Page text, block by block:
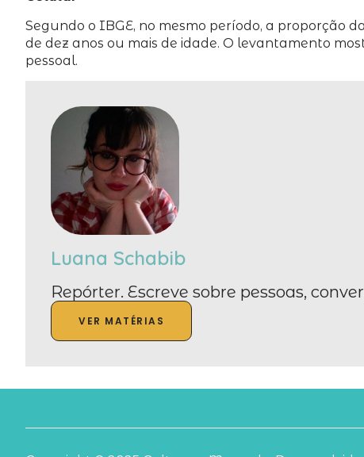
Segundo o IBGE, no mesmo período, a proporção
de dez anos ou mais de idade. O levantamento
pessoal.
Luana Schabib
Repórter. Escreve sobre pessoas,
VER MATÉRIAS